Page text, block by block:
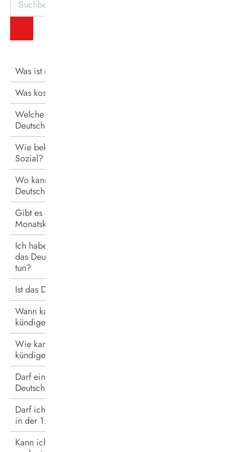
Was ist das DeutschlandTicket Sozial?
Was kostet das DeutschlandTicket Sozial?
Welche Verkehrsmittel darf ich mit dem
DeutschlandTicket Sozial nutzen?
Wie bekomme ich das DeutschlandTicket
Sozial?
Wo kann ich meinen Bestellschein für das
DeutschlandTicket Sozial abgeben?
Gibt es das DeutschlandTicket Sozial auch als
Monatskarte auf Papier?
Ich habe bereits ein AboTicket. Möchte aber
das DeutschlandTicket Sozial haben. Was muss ich
tun?
Ist das DeutschlandTicket Sozial übertragbar?
Wann kann ich das DeutschlandTicket Sozial
kündigen?
Wie kann ich das DeutschlandTicket Sozial
kündigen?
Darf eine weitere Person mit dem
DeutschlandTicket Sozial kostenlos mitfahren?
Darf ich mit dem DeutschlandTicket Sozial auch
in der 1. Klasse fahren?
Kann ich mit dem DeutschlandTicket Sozial